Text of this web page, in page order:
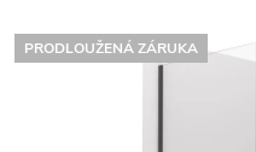
PRODLOUŽENÁ ZÁRUKA